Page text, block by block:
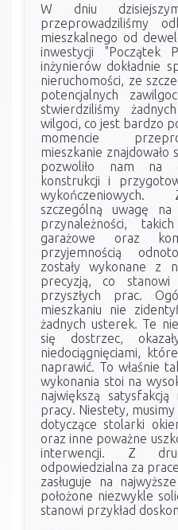
W dniu
przeprowadziliśmy
mieszkalnego od
inwestycji "Początek
inżynierów dokładnie
nieruchomości, ze
potencjalnych
stwierdziliśmy
wilgoci, co jest bardzo
momencie
mieszkanie
pozwoliło nam na
konstrukcji i
wykończeniowych.
szczególną uwagę na
przynależności,
garażowe oraz
przyjemnością
zostały wykonane z
precyzją, co
przyszłych prac.
mieszkaniu nie
żadnych usterek. Te
się dostrzec,
niedociągnięciami,
naprawić. To właśnie
wykonania stoi na
największą
pracy. Niestety,
dotyczące stolarki
oraz inne poważne
interwencji. Z
odpowiedzialna za
zasługuje na
położone niezwykle
stanowi przykład